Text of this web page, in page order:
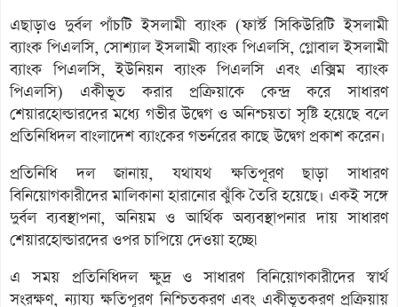
এছাড়াও দুর্বল পাঁচটি ইসলামী ব্যাংক (ফার্স্ট সিকিউরিটি ইসলামী
ব্যাংক পিএলসি, সোশ্যাল ইসলামী ব্যাংক পিএলসি, গ্লোবাল ইসলামী
ব্যাংক পিএলসি, ইউনিয়ন ব্যাংক পিএলসি এবং এক্সিম ব্যাংক
পিএলসি) একীভূত করার প্রক্রিয়াকে কেন্দ্র করে সাধারণ
শেয়ারহোল্ডারদের মধ্যে গভীর উদ্বেগ ও অনিশ্চয়তা সৃষ্টি হয়েছে বলে
প্রতিনিধিদল বাংলাদেশ ব্যাংকের গভর্নরের কাছে উদ্বেগ প্রকাশ করেন।
প্রতিনিধি দল জানায়, যথাযথ ক্ষতিপূরণ ছাড়া সাধারণ
বিনিয়োগকারীদের মালিকানা হারানোর ঝুঁকি তৈরি হয়েছে। একই সঙ্গে
দুর্বল ব্যবস্থাপনা, অনিয়ম ও আর্থিক অব্যবস্থাপনার দায় সাধারণ
শেয়ারহোল্ডারদের ওপর চাপিয়ে দেওয়া হচ্ছে৷
এ সময় প্রতিনিধিদল ক্ষুদ্র ও সাধারণ বিনিয়োগকারীদের স্বার্থ
সংরক্ষণ, ন্যায্য ক্ষতিপূরণ নিশ্চিতকরণ এবং একীভূতকরণ প্রক্রিয়ায়